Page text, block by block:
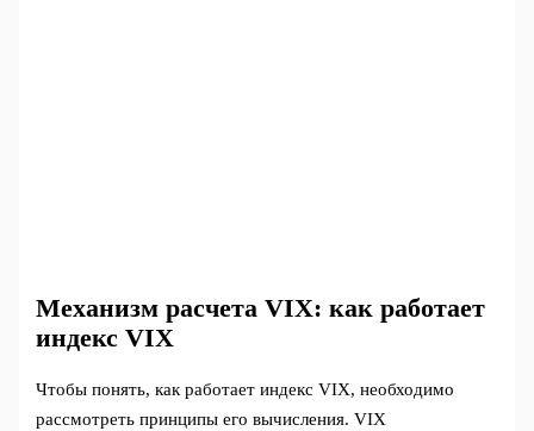
Механизм расчета VIX: как работает
индекс VIX
Чтобы понять, как работает индекс VIX, необходимо
рассмотреть принципы его вычисления. VIX